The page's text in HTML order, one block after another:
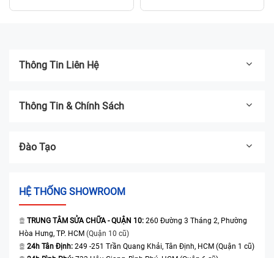
Thông Tin Liên Hệ
Thông Tin & Chính Sách
Đào Tạo
HỆ THỐNG SHOWROOM
TRUNG TÂM SỬA CHỮA - QUẬN 10: 260 Đường 3 Tháng 2, Phường
Hòa Hưng, TP. HCM (Quận 10 cũ)
24h Tân Định: 249 -251 Trần Quang Khải, Tân Định, HCM (Quận 1 cũ)